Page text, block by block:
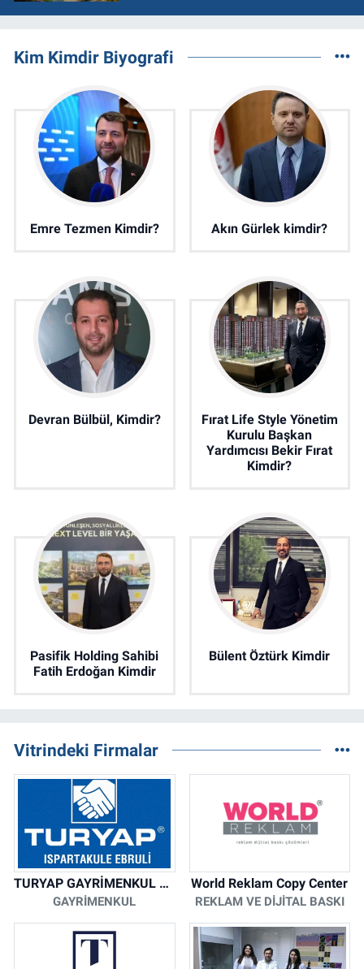
Kim Kimdir Biyografi
Emre Tezmen Kimdir? Akın Gürlek kimdir?
Devran Bülbül, Kimdir?
Fırat Life Style Yönetim
Kurulu Başkan
Yardımcısı Bekir Fırat
Kimdir?
Pasifik Holding Sahibi
Fatih Erdoğan Kimdir
Bülent Öztürk Kimdir
Vitrindeki Firmalar
TURYAP GAYRİMENKUL DANIŞMANLIK HİZMETLERİ
GAYRIMENKUL
World Reklam Copy Center
REKLAM VE DIJITAL BASKI